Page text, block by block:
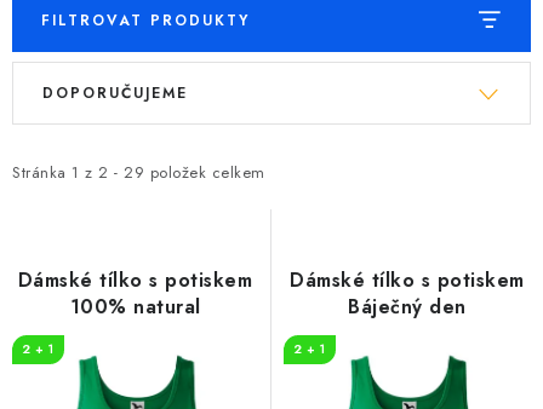
FILTROVAT PRODUKTY
V
i
r
d
Stránka 1 z 2 - 29 položek celkem
Ř
e
p
o
DOPORUČUJEME
Dámské tílko s potiskem
100% natural
2 + 1
Dámské tílko s potiskem
Báječný den
2 + 1